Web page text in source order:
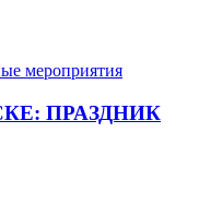
мероприятия
ПРАЗДНИК